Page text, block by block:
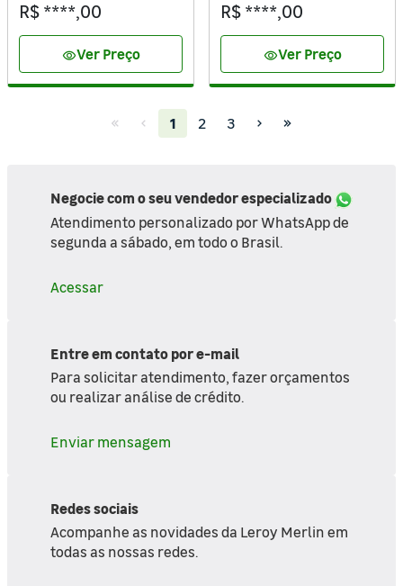
R$ ****,00
visibilityVer Preço
R$ ****,00
visibilityVer Preço
1(current)
2 3
Negocie com o seu vendedor especializado
Atendimento personalizado por WhatsApp de
segunda a sábado, em todo o Brasil.
Acessar
Entre em contato por e-mail
Para solicitar atendimento, fazer orçamentos
ou realizar análise de crédito.
Enviar mensagem
Redes sociais
Acompanhe as novidades da Leroy Merlin em
todas as nossas redes.